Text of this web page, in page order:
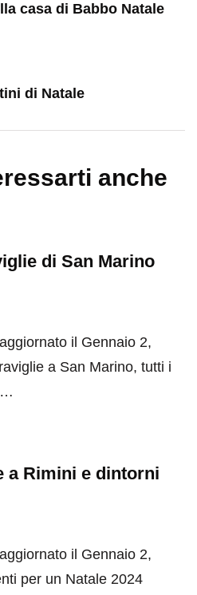
casa di Babbo Natale
di Natale
anche
di San Marino
il Gennaio 2,
a San Marino, tutti i
a Rimini e dintorni
il Gennaio 2,
per un Natale 2024